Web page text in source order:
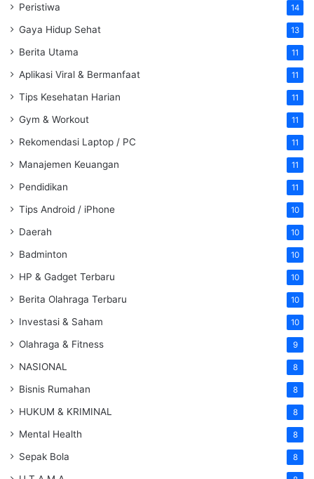
Peristiwa 14
Gaya Hidup Sehat 13
Berita Utama 11
Aplikasi Viral & Bermanfaat 11
Tips Kesehatan Harian 11
Gym & Workout 11
Rekomendasi Laptop / PC 11
Manajemen Keuangan 11
Pendidikan 11
Tips Android / iPhone 10
Daerah 10
Badminton 10
HP & Gadget Terbaru 10
Berita Olahraga Terbaru 10
Investasi & Saham 10
Olahraga & Fitness 9
NASIONAL 8
Bisnis Rumahan 8
HUKUM & KRIMINAL 8
Mental Health 8
Sepak Bola 8